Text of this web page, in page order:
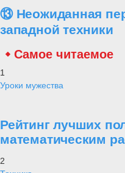
⑬ Неожиданная
западной техники
Самое читаемое
1
Уроки мужества
Рейтинг лучших
математическим
2